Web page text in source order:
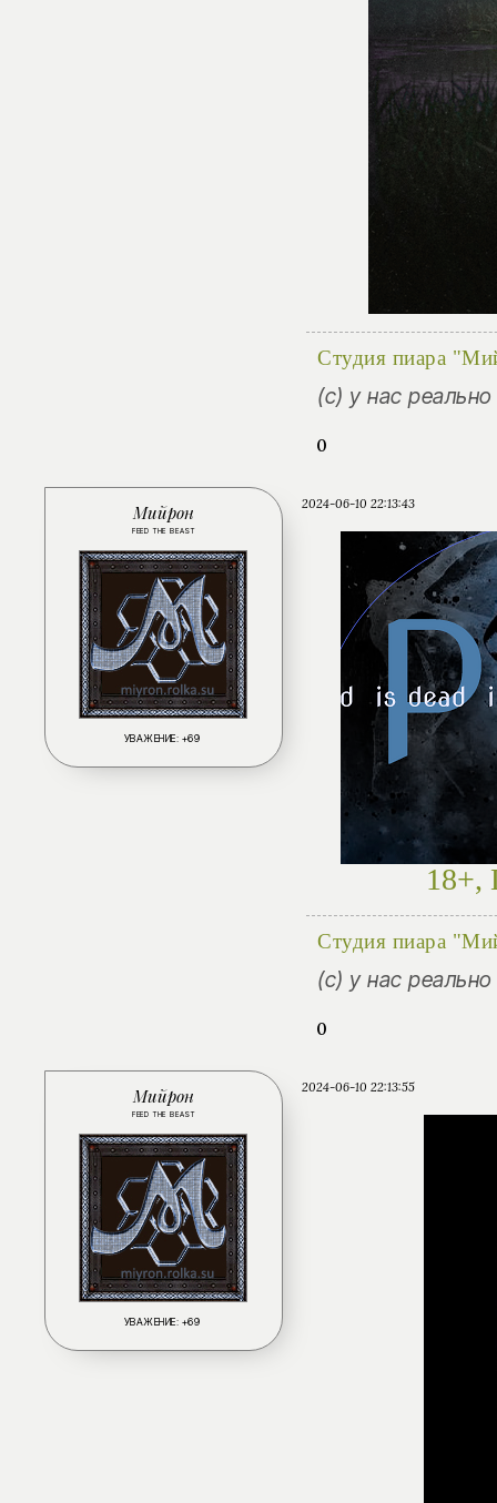
Студия пиара
(с) у нас
0
2024-06-10 22:13:43
Мийрон
FEED THE BEAST
УВАЖЕНИЕ: +69
18+,
Студия пиара
(с) у нас
0
2024-06-10 22:13:55
Мийрон
FEED THE BEAST
УВАЖЕНИЕ: +69